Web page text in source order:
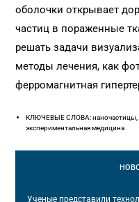
оболочки открывает
частиц в пораженные
решать задачи
методы лечения, как
ферромагнитная
КЛЮЧЕВЫЕ СЛОВА: наночастицы,
экспериментальная медицина
Ученые представили